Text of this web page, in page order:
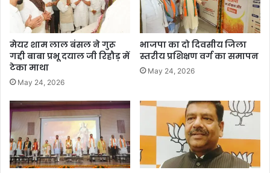
मेयर शाम लाल बंसल ने गुरू
गद्दी बाबा प्रभू दयाल जी रिहौड़ में
टेका माथा
May 24, 2026
भाजपा का दो दिवसीय जिला
स्तरीय प्रशिक्षण वर्ग का समापन
May 24, 2026